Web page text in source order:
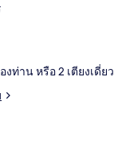
งท่าน หรือ 2 เตียงเดี่ยว